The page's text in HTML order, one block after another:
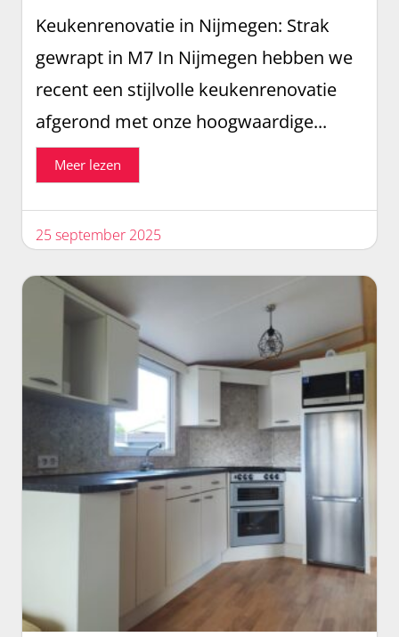
25 september 2025
Keukenrenovatie in Nijmegen: Strak
gewrapt in M7 In Nijmegen hebben we
recent een stijlvolle keukenrenovatie
afgerond met onze hoogwaardige...
Meer lezen